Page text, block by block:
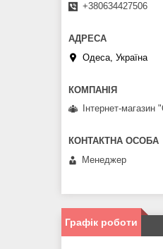
+380634427506
Одеса, Україна
Інтернет-магазин
Менеджер
Графік роботи